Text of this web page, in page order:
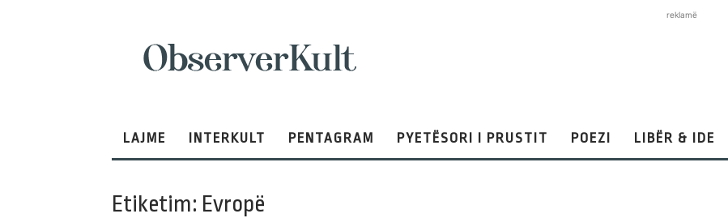
reklamë
LAJME INTERKULT PENTAGRAM PYETËSORI I PRUSTIT POEZI LIBËR & IDE
Etiketim: Evropë